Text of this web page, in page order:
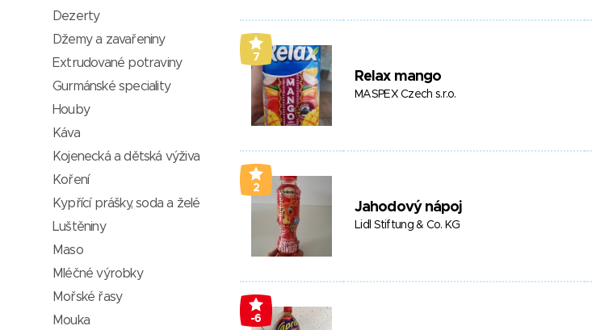
7
Relax mango
MASPEX Czech s.r.o.
2
Jahodový nápoj
Lidl Stiftung & Co. KG
-6
Dezerty
Džemy a zavařeniny
Extrudované potraviny
Gurmánské speciality
Houby
Káva
Kojenecká a dětská výživa
Koření
Kypřící prášky, soda a želé
Luštěniny
Maso
Mléčné výrobky
Mořské řasy
Mouka